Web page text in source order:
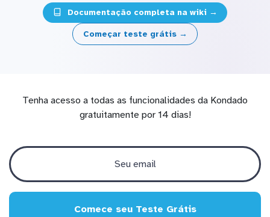
Documentação completa na wiki →
Começar teste grátis →
Tenha acesso a todas as funcionalidades da Kondado
gratuitamente por 14 dias!
Comece seu Teste Grátis